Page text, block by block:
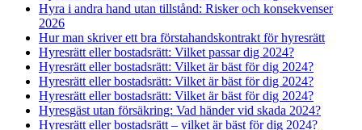
Hyra i andra hand utan tillstånd: Risker och konsekvenser
2026
Hur man skriver ett bra förstahandskontrakt för hyresrätt
Hyresrätt eller bostadsrätt: Vilket passar dig 2024?
Hyresrätt eller bostadsrätt: Vilket är bäst för dig 2024?
Hyresrätt eller bostadsrätt: Vilket är bäst för dig 2024?
Hyresrätt eller bostadsrätt: Vilket är bäst för dig 2024?
Hyresgäst utan försäkring: Vad händer vid skada 2024?
Hyresrätt eller bostadsrätt – vilket är bäst för dig 2024?